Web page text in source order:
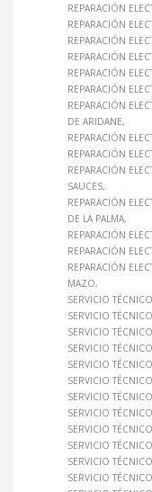
REPARACIÓN
REPARACIÓN
REPARACIÓN
REPARACIÓN
REPARACIÓN
REPARACIÓN
REPARACIÓN
DE ARIDANE
REPARACIÓN
REPARACIÓN
REPARACIÓN
SAUCES
REPARACIÓN
DE LA PALMA
REPARACIÓN
REPARACIÓN
REPARACIÓN
MAZO
SERVICIO
SERVICIO
SERVICIO
SERVICIO
SERVICIO
SERVICIO
SERVICIO
SERVICIO
SERVICIO
SERVICIO
SERVICIO
SERVICIO